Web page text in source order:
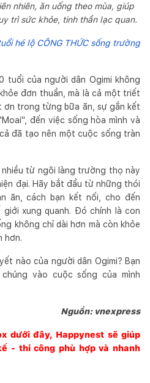
nhiên, ăn uống theo mùa, giúp
trì sức khỏe, tinh thần lạc quan.
hé lộ CÔNG THỨC sống trường
tuổi của người dân Ogimi không
đơn thuần, mà là cả một triết
ơn trong từng bữa ăn, sự gắn kết
đến việc sống hòa mình và
đã tạo nên một cuộc sống tràn
từ ngôi làng trường thọ này
đại. Hãy bắt đầu từ những thói
ăn, cách bạn kết nối, cho đến
xung quanh. Đó chính là con
không chỉ dài hơn mà còn khỏe
hơn.
nào của người dân Ogimi? Bạn
vào cuộc sống của mình
Nguồn: vnexpress
dưới đây, Happynest sẽ giúp
- thi công phù hợp và nhanh